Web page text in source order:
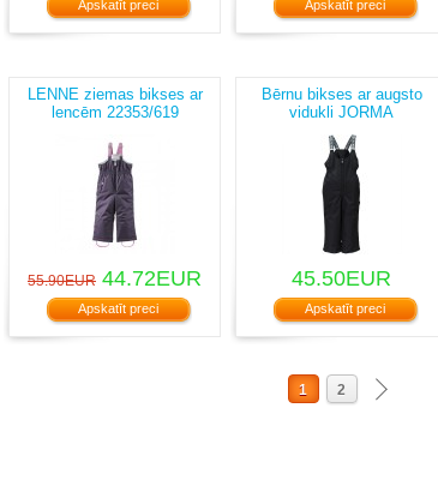
Apskatīt preci Apskatīt preci
LENNE ziemas bikses ar
lencēm 22353/619
55.90EUR 44.72EUR
Apskatīt preci
Bērnu bikses ar augsto
vidukli JORMA
45.50EUR
Apskatīt preci
1 2